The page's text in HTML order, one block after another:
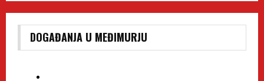
DOGAĐANJA U MEĐIMURJU